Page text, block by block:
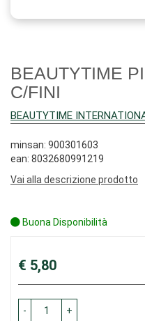
BEAUTYTIME
C/FINI
BEAUTYTIME
minsan: 900301603
ean: 8032680991219
Vai alla descrizione prodotto
Buona Disponibilità
Prezzo
€ 5,80
- +